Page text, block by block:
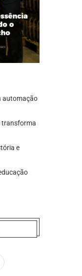
automação
transforma
e